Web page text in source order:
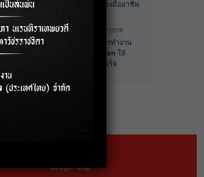
สู่การทำงานอย่างมืออาชีพ
18 September 2019
อบรมเทคนิคการทำงาน
ร่วมกับคนทุก Gen ให้
ประสบความสำเร็จ
Google Map